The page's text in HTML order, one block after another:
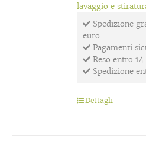
lavaggio e
Spedizione
euro
Pagamenti
Reso entro
Spedizione
Dettagli